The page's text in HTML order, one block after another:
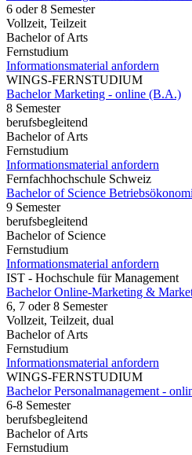
6 oder 8 Semester
Vollzeit, Teilzeit
Bachelor of Arts
Fernstudium
Informationsmaterial anfordern
WINGS-FERNSTUDIUM
Bachelor Marketing - online (B.A.)
8 Semester
berufsbegleitend
Bachelor of Arts
Fernstudium
Informationsmaterial anfordern
Fernfachhochschule Schweiz
Bachelor of Science
9 Semester
berufsbegleitend
Bachelor of Science
Fernstudium
Informationsmaterial anfordern
IST - Hochschule für Management
Bachelor Online-Marketing &
6, 7 oder 8 Semester
Vollzeit, Teilzeit, dual
Bachelor of Arts
Fernstudium
Informationsmaterial anfordern
WINGS-FERNSTUDIUM
Bachelor Personalmanagement -
6-8 Semester
berufsbegleitend
Bachelor of Arts
Fernstudium